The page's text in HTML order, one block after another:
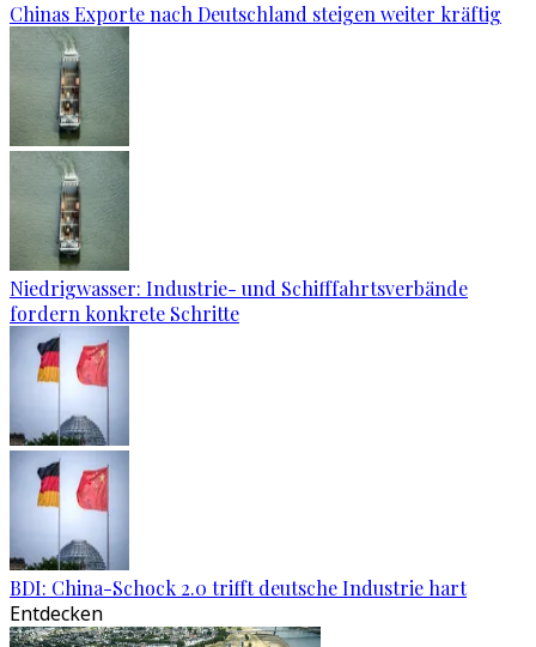
Chinas Exporte nach Deutschland steigen weiter kräftig
Niedrigwasser: Industrie- und Schifffahrtsverbände
fordern konkrete Schritte
BDI: China-Schock 2.0 trifft deutsche Industrie hart
Entdecken